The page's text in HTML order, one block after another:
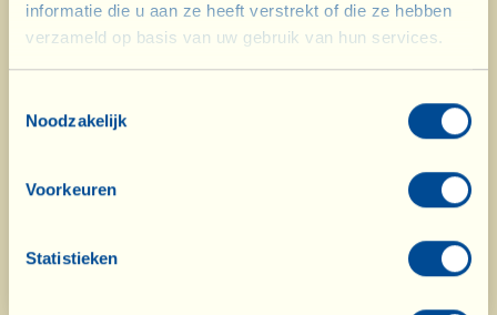
informatie die u aan ze heeft verstrekt of die ze hebben
verzameld op basis van uw gebruik van hun services.
Noodzakelijk
Voorkeuren
Statistieken